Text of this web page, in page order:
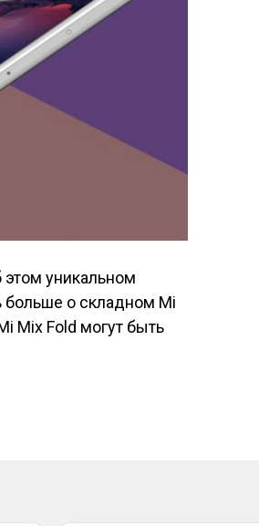
уникальном
о складном Mi
Mix Fold могут быть